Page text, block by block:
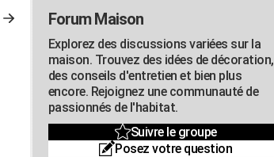
Forum Maison
Explorez des discussions variées sur la
maison. Trouvez des idées de décoration,
des conseils d'entretien et bien plus
encore. Rejoignez une communauté de
passionnés de l'habitat.
Suivre le groupe
Posez votre question